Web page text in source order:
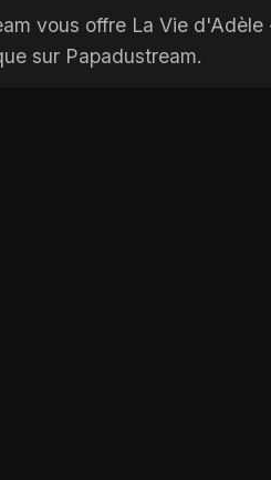
vous offre La Vie
sur Papadustream.